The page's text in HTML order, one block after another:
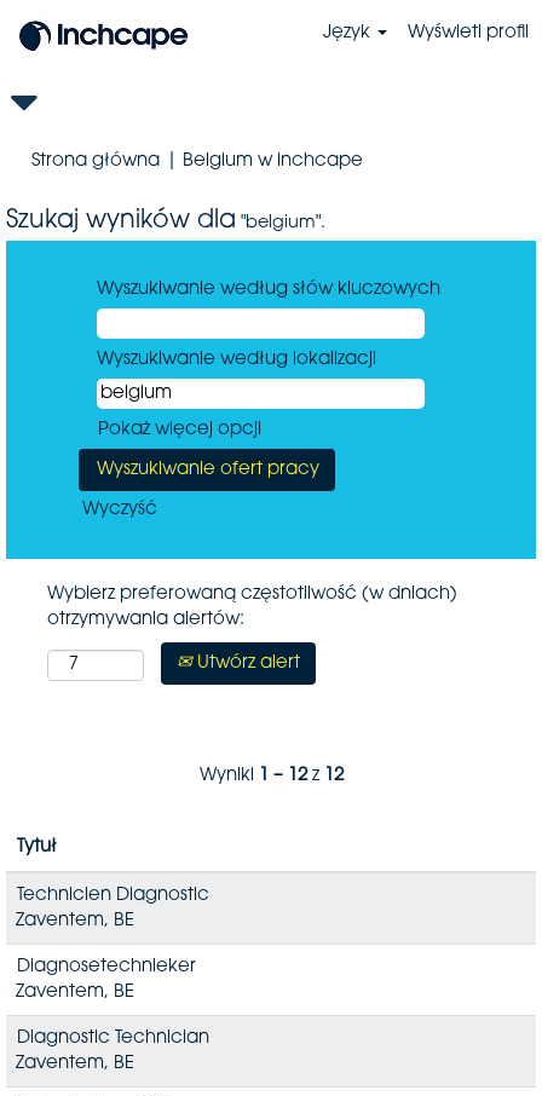
Język Wyświetl profil
Strona główna Belgium w inchcape
Szukaj wyników dla "belgium".
Wyszukiwanie według słów kluczowych
Wyszukiwanie według lokalizacji
Pokaż więcej opcji
Wyczyść
Wybierz preferowaną częstotliwość (w dniach)
otrzymywania alertów:
Utwórz alert
Wyniki 1 – 12z 12
Tytuł
Technicien Diagnostic
Zaventem, BE
Diagnosetechnieker
Zaventem, BE
Diagnostic Technician
Zaventem, BE